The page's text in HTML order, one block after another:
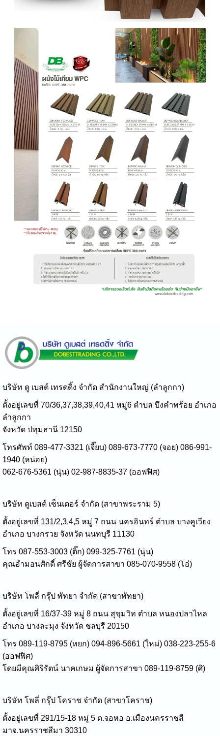
บริษัท ดู เบสต์ เทรดดิ้ง จำกัด สำนักงานใหญ่ (ลำลูกกา)
ตั้งอยู่เลขที่ 70/36,37,38,39,40,41 หมู่6 ตำบล บึงคำพร้อย อำเภอ
ลำลูกกา
จังหวัด ปทุมธานี 12150
โทรศัพท์ 089-477-3321 (เจี๊ยบ) 089-673-7770 (จอย) 086-991-
1940 (หน่อย)
062-676-5361 (นุ่น) 02-987-8835-37 (ออฟฟิศ)
บริษัท ดูเบสต์ เซ็นเตอร์ จำกัด (สาขาพระราม 5)
ตั้งอยู่เลขที่ 131/2,3,4,5 หมู่ 7 ถนน นครอินทร์ ตำบล บางคูเวียง
อำเภอ บางกรวย จังหวัด นนทบุรี 11130
โทร 087-553-3003 (ติ๊ก) 099-325-7761 (นุ่น)
คุณอำมอนศักดิ์ ศรีชัย ผู้จัดการสาขา 085-070-9558 (โอ๋)
บริษัท โพลี่ กรุ๊ป พัทยา จำกัด (สาขาพัทยา)
ตั้งอยู่เลขที่ 16/37-39 หมู่ 8 ถนน สุขุมวิท ตำบล หนองปลาไหล
อำเภอ บางละมุง จังหวัด ชลบุรี 20150
โทร 089-119-8795 (หยก) 094-896-5661 (ใหม่) 038-223-255-6
(ออฟฟิศ)
โดยมีคุณศิริรัตน์ นาคเกษม ผู้จัดการสาขา 089-119-8759 (ศิ)
บริษัท โพลี่ กรุ๊ป โคราช จำกัด (สาขาโคราช)
ตั้งอยู่เลขที่ 291/15-18 หมู่ 5 ต.จอหอ อ.เมืองนครราชสี
มาจ.นครราชสีมา 30310